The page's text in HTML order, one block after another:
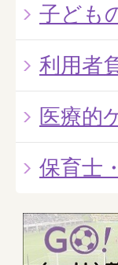
子ども
利用者
医療的
保育士